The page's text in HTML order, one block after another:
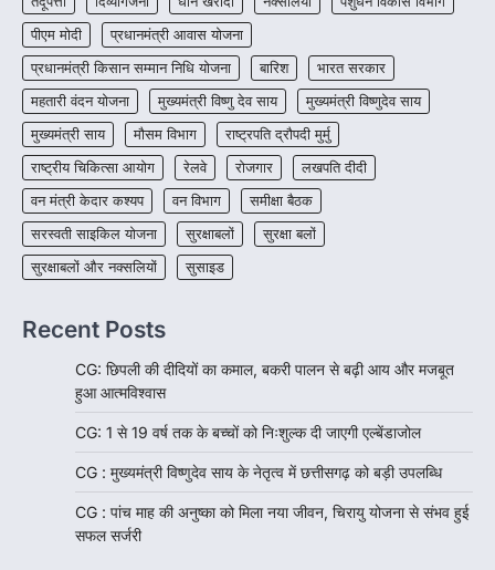
4
जशपुर जिले की 5 माह की मासूम…
पीएम मोदी
प्रधानमंत्री आवास योजना
प्रधानमंत्री किसान सम्मान निधि योजना
बारिश
भारत सरकार
महतारी वंदन योजना
मुख्यमंत्री विष्णु देव साय
मुख्यमंत्री विष्णुदेव साय
मुख्यमंत्री साय
मौसम विभाग
राष्ट्रपति द्रौपदी मुर्मु
राष्ट्रीय चिकित्सा आयोग
रेलवे रोजगार
लखपति दीदी
वन मंत्री केदार कश्यप
वन विभाग
समीक्षा बैठक
सरस्वती साइकिल योजना
सुरक्षाबलों
सुरक्षा बलों
सुरक्षाबलों और नक्सलियों
सुसाइड
Recent Posts
CG: छिपली की दीदियों का कमाल, बकरी पालन से बढ़ी आय और मजबूत
हुआ आत्मविश्वास
CG: 1 से 19 वर्ष तक के बच्चों को निःशुल्क दी जाएगी एल्बेंडाजोल
CG : मुख्यमंत्री विष्णुदेव साय के नेतृत्व में छत्तीसगढ़ को बड़ी उपलब्धि
CG : पांच माह की अनुष्का को मिला नया जीवन, चिरायु योजना से संभव हुई
सफल सर्जरी